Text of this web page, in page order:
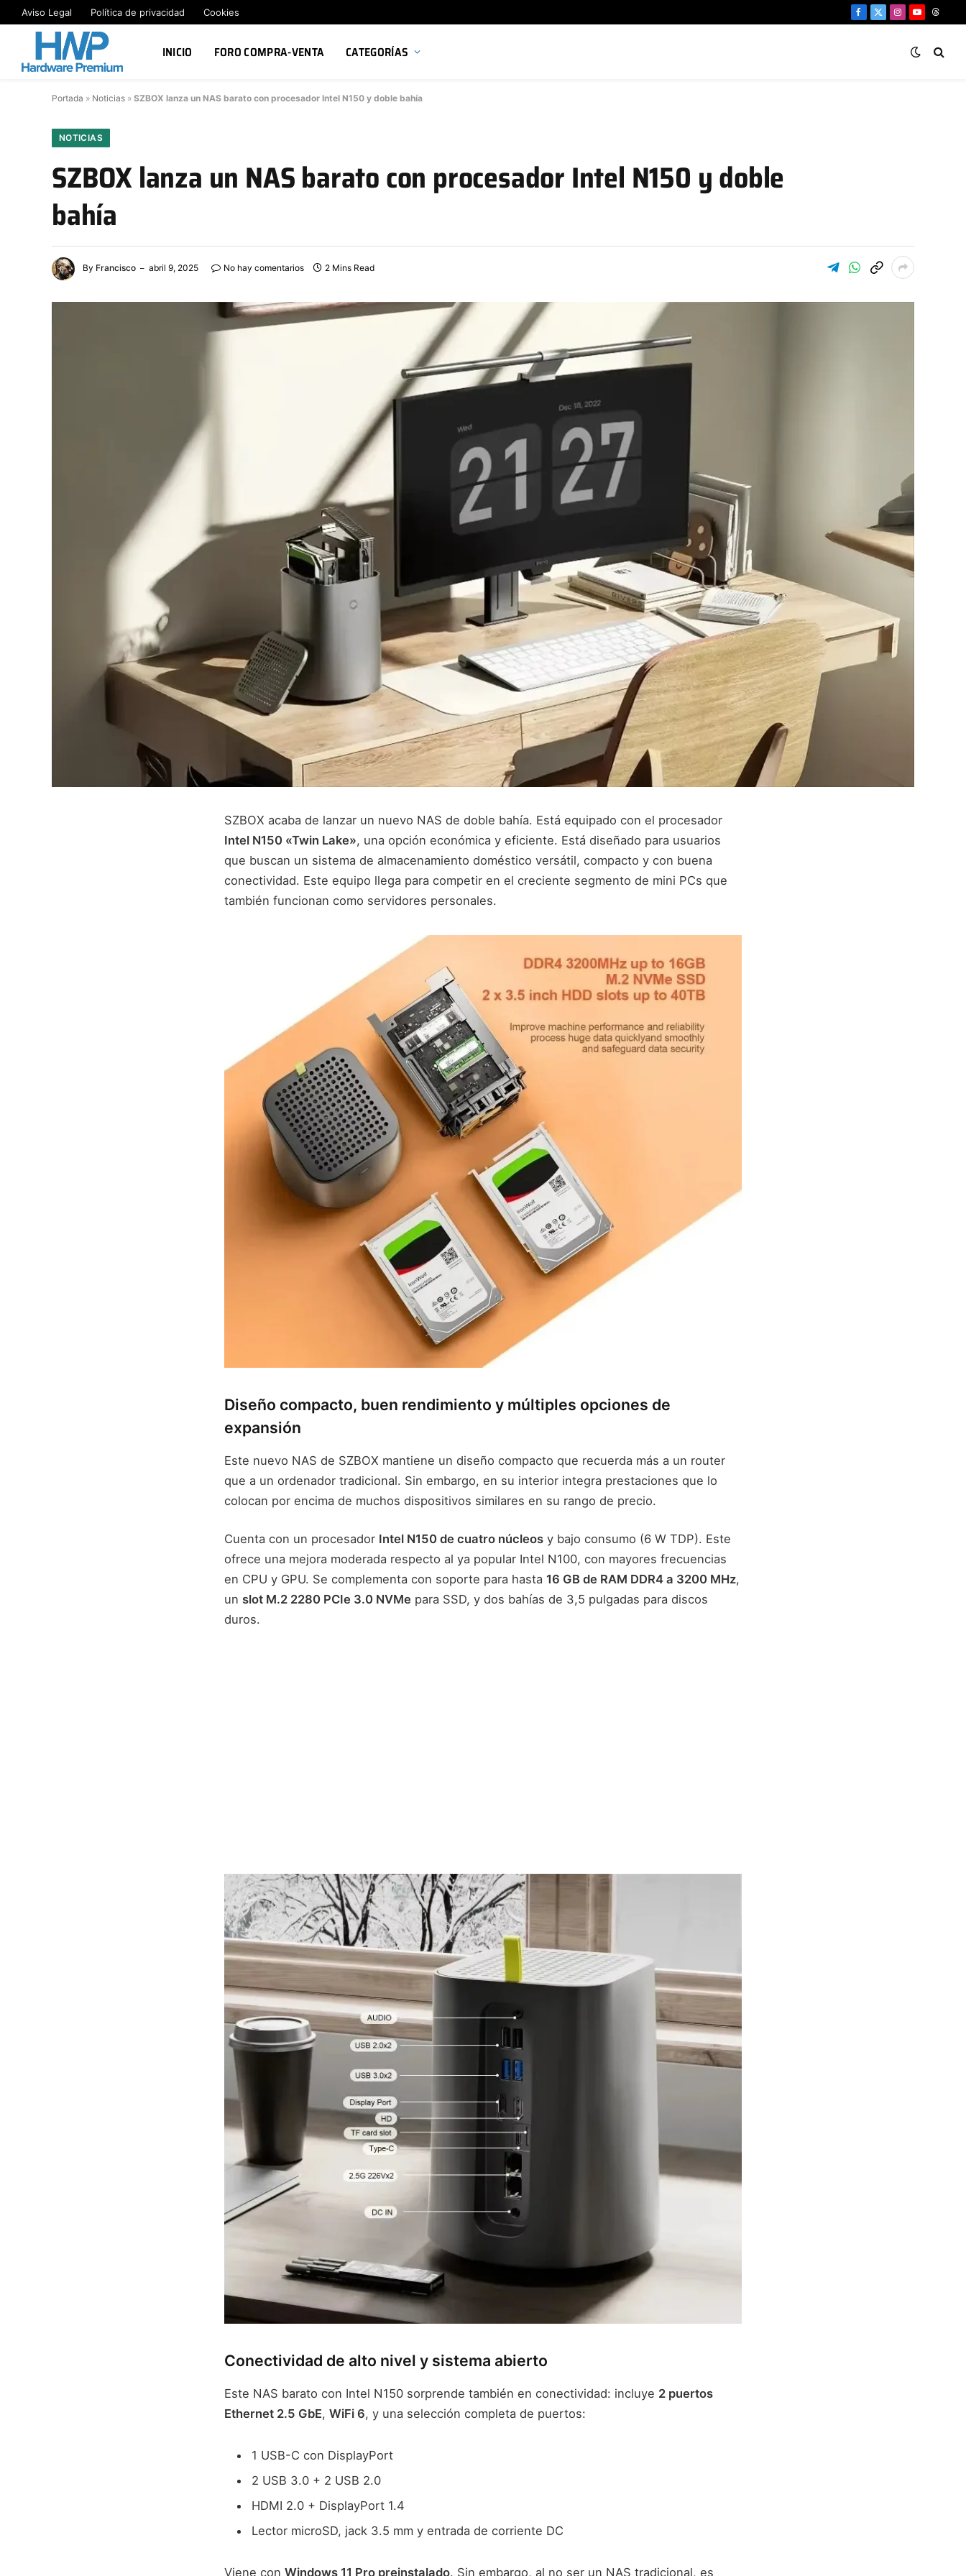
Aviso Legal Política de privacidad Cookies
Facebook
X
Instagram
YouTube
INICIO FORO COMPRA-VENTA CATEGORÍAS
Portada » Noticias » SZBOX lanza un NAS barato con procesador Intel N150 y doble bahía
NOTICIAS
SZBOX lanza un NAS barato con procesador Intel N150 y doble
bahía
By Francisco abril 9, 2025 No hay comentarios 2 Mins Read
SZBOX acaba de lanzar un nuevo NAS de doble bahía. Está equipado con el procesador
Intel N150 «Twin Lake», una opción económica y eficiente. Está diseñado para usuarios
que buscan un sistema de almacenamiento doméstico versátil, compacto y con buena
conectividad. Este equipo llega para competir en el creciente segmento de mini PCs que
también funcionan como servidores personales.
Diseño compacto, buen rendimiento y múltiples opciones de
expansión
Este nuevo NAS de SZBOX mantiene un diseño compacto que recuerda más a un router
que a un ordenador tradicional. Sin embargo, en su interior integra prestaciones que lo
colocan por encima de muchos dispositivos similares en su rango de precio.
Cuenta con un procesador Intel N150 de cuatro núcleos y bajo consumo (6 W TDP). Este
ofrece una mejora moderada respecto al ya popular Intel N100, con mayores frecuencias
en CPU y GPU. Se complementa con soporte para hasta 16 GB de RAM DDR4 a 3200 MHz,
un slot M.2 2280 PCIe 3.0 NVMe para SSD, y dos bahías de 3,5 pulgadas para discos
duros.
Conectividad de alto nivel y sistema abierto
Este NAS barato con Intel N150 sorprende también en conectividad: incluye 2 puertos
Ethernet 2.5 GbE, WiFi 6, y una selección completa de puertos:
1 USB-C con DisplayPort
2 USB 3.0 + 2 USB 2.0
HDMI 2.0 + DisplayPort 1.4
Lector microSD, jack 3.5 mm y entrada de corriente DC
Viene con Windows 11 Pro preinstalado. Sin embargo, al no ser un NAS tradicional, es